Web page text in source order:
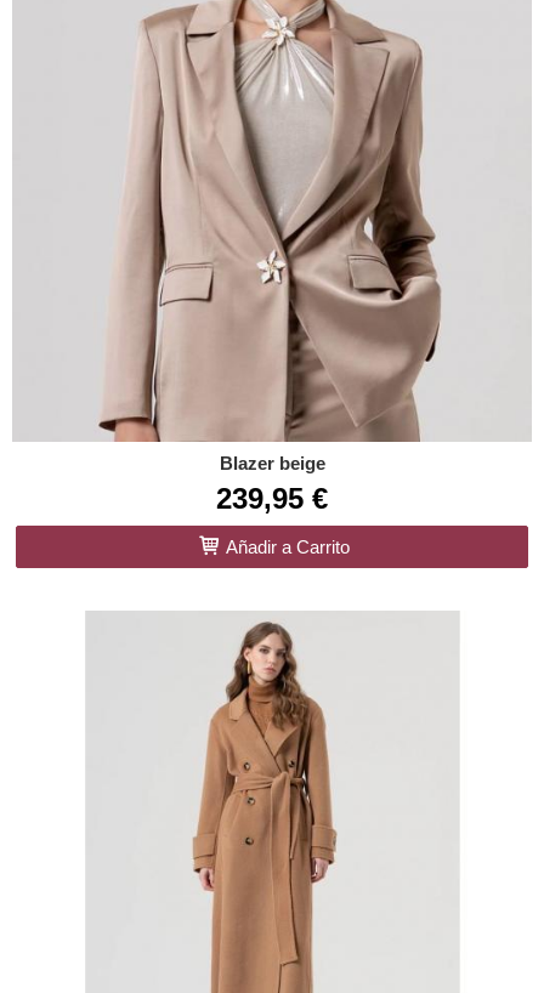
Blazer beige
239,95 €
Añadir a Carrito